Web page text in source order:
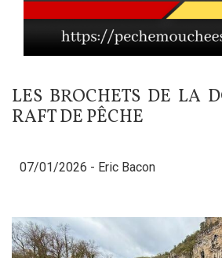
LES BROCHETS DE LA
RAFT DE PÊCHE
07/01/2026 - Eric Bacon